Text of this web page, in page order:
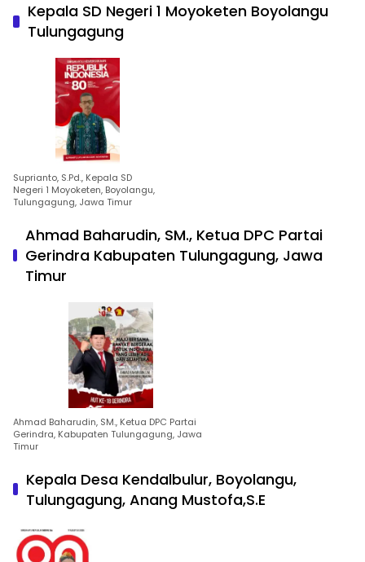
Kepala SD Negeri 1 Moyoketen Boyolangu
Tulungagung
Suprianto, S.Pd., Kepala SD
Negeri 1 Moyoketen, Boyolangu,
Tulungagung, Jawa Timur
Ahmad Baharudin, SM., Ketua DPC Partai
Gerindra Kabupaten Tulungagung, Jawa
Timur
Ahmad Baharudin, SM., Ketua DPC Partai
Gerindra, Kabupaten Tulungagung, Jawa
Timur
Kepala Desa Kendalbulur, Boyolangu,
Tulungagung, Anang Mustofa,S.E